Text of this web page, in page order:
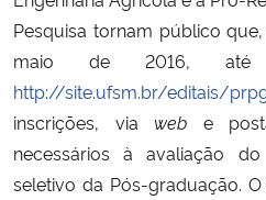
Controladoria-Geral da União
Ministério da Mulher, da Família e dos
Pesquisa tornam público
maio de 2016, até
http://site.ufsm.br/editais/
inscrições, via web e
necessários à avaliação
seletivo da Pós-graduação.